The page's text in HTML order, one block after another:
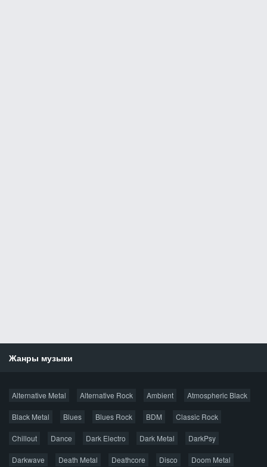
Жанры музыки
Alternative Metal Alternative Rock Ambient Atmospheric Black
Black Metal Blues Blues Rock BDM Classic Rock
Chillout Dance Dark Electro Dark Metal DarkPsy
Darkwave Death Metal Deathcore Disco Doom Metal
Новые раздачи
Популярное за сутки